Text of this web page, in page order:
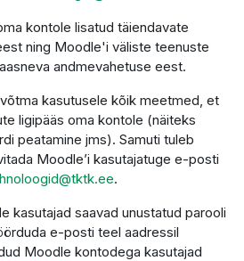
kontole lisatud täiendavate
ning Moodle'i väliste teenuste
andmevahetuse eest.
kasutusele kõik meetmed, et
ligipääs oma kontole (näiteks
peatamine jms). Samuti tuleb
Moodle’i kasutajatuge e-posti
.
kasutajad saavad unustatud parooli
e-posti teel aadressil
Moodle kontodega kasutajad